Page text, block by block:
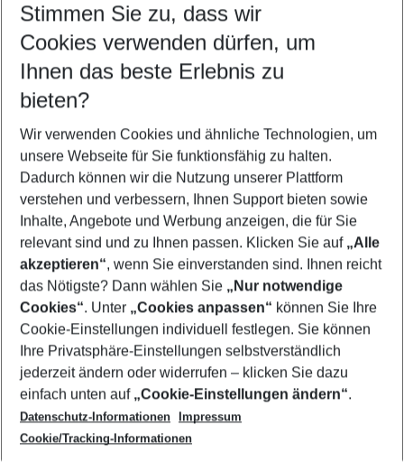
Abflughafen wählen
Beliebiger Abflughafen
Reisezeitraum wählen
12.08.26– 10.08.27 5-8 Nächte
2 Erwachsene Keine Kinder
Mehr Filter anzeigen
Footer
Footer navigation
Über uns
AGB
Cookie-Einstellungen ändern
Cookie-Richtlinie
Datenschutz
Service & Hilfe
Barrierefreies Reisen
Check-in
Folgen Sie uns
Stimmen Sie zu, dass wir
Cookies verwenden dürfen, um
Ihnen das beste Erlebnis zu
bieten?
Wir verwenden Cookies und ähnliche Technologien, um
unsere Webseite für Sie funktionsfähig zu halten.
Dadurch können wir die Nutzung unserer Plattform
verstehen und verbessern, Ihnen Support bieten sowie
Inhalte, Angebote und Werbung anzeigen, die für Sie
relevant sind und zu Ihnen passen. Klicken Sie auf „Alle
akzeptieren“, wenn Sie einverstanden sind. Ihnen reicht
das Nötigste? Dann wählen Sie „Nur notwendige
Cookies“. Unter „Cookies anpassen“ können Sie Ihre
Cookie-Einstellungen individuell festlegen. Sie können
Ihre Privatsphäre-Einstellungen selbstverständlich
jederzeit ändern oder widerrufen – klicken Sie dazu
einfach unten auf „Cookie-Einstellungen ändern“.
Datenschutz-Informationen
Impressum
Cookie/Tracking-Informationen